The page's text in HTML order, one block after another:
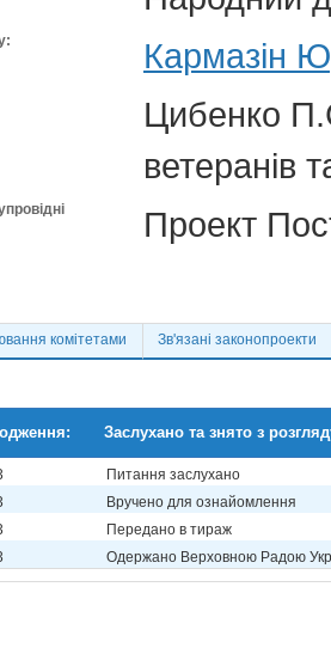
Кармазін
Цибенко
ветеранів
Проект
комітетами Зв'язані законопроекти
Заслухано та знято з
Питання заслухано
Вручено для ознайомлення
Передано в тираж
Одержано Верховною Радою